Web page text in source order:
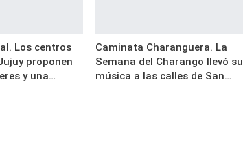
Los centros
proponen
y una…
Caminata Charanguera. La
Semana del Charango llevó su
música a las calles de San…